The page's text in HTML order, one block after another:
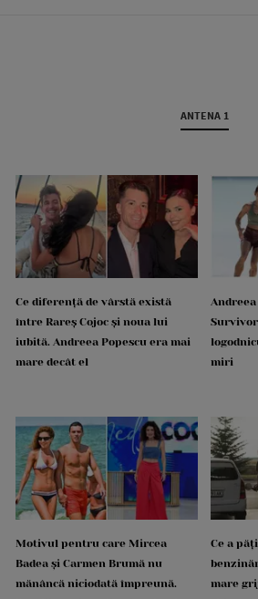
ANTENA 1
Ce diferență de vârstă există
între Rareș Cojoc și noua lui
iubită. Andreea Popescu era mai
mare decât el
miri
Motivul pentru care Mircea
Badea și Carmen Brumă nu
mănâncă niciodată împreună.
Ce a
mare